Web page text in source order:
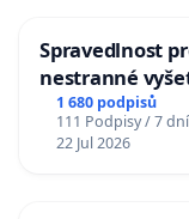
Spravedlnost
nestranné
1 680 podpisů
111 Podpisy / 7 dní
22 Jul 2026